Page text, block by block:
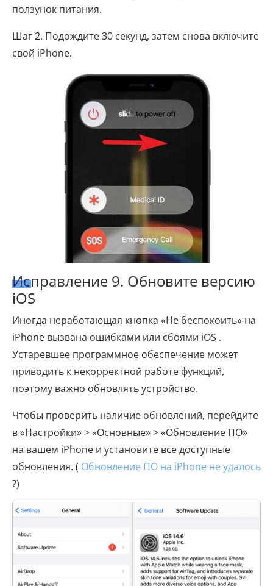
ползунок питания.
Шаг 2. Подождите 30 секунд, затем снова включите
свой iPhone.
Исправление 9. Обновите версию
iOS
Иногда неработающая кнопка «Не беспокоить» на
iPhone вызвана ошибками или сбоями iOS .
Устаревшее программное обеспечение может
приводить к некорректной работе функций,
поэтому важно обновлять устройство.
Чтобы проверить наличие обновлений, перейдите
в «Настройки» > «Основные» > «Обновление ПО»
на вашем iPhone и установите все доступные
обновления. ( Обновление ПО на iPhone не удалось
?)